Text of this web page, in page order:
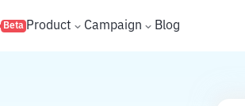
Beta Product Campaign Blog